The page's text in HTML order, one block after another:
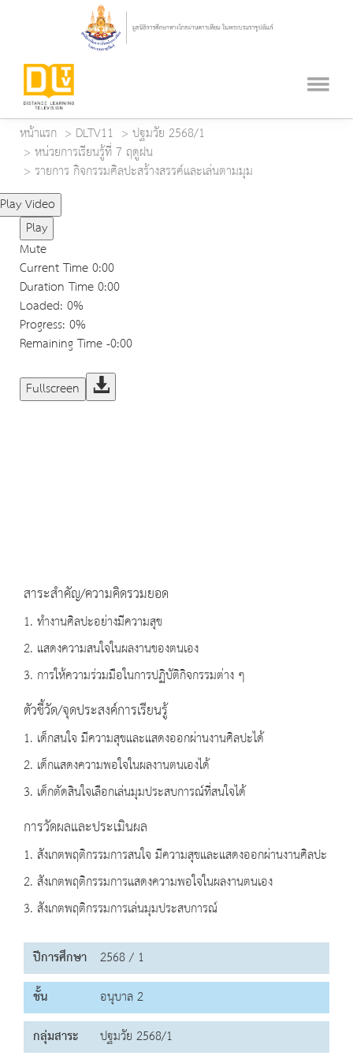
หน้าแรก DLTV11
ปฐมวัย 2568/1
หน่วยการเรียนรู้ที่ 7 ฤดูฝน
รายการ กิจกรรมศิลปะสร้างสรรค์และเล่นตามมุม
Play Video
Play
Mute
Current Time0:00
Duration Time0:00
Loaded: 0%
Progress: 0%
Remaining Time-0:00
Fullscreen
สาระสำคัญ/ความคิดรวมยอด
1. ทำงานศิลปะอย่างมีความสุข
2. แสดงความสนใจในผลงานของตนเอง
3. การให้ความร่วมมือในการปฏิบัติกิจกรรมต่าง ๆ
ตัวชี้วัด/จุดประสงค์การเรียนรู้
1. เด็กสนใจ มีความสุขและแสดงออกผ่านงานศิลปะได้
2. เด็กแสดงความพอใจในผลงานตนเองได้
3. เด็กตัดสินใจเลือกเล่นมุมประสบการณ์ที่สนใจได้
การวัดผลและประเมินผล
1. สังเกตพฤติกรรมการสนใจ มีความสุขและแสดงออกผ่านงานศิลปะ
2. สังเกตพฤติกรรมการแสดงความพอใจในผลงานตนเอง
3. สังเกตพฤติกรรมการเล่นมุมประสบการณ์
ปีการศึกษา 2568 / 1
ชั้น
อนุบาล 2
กลุ่มสาระ
ปฐมวัย 2568/1